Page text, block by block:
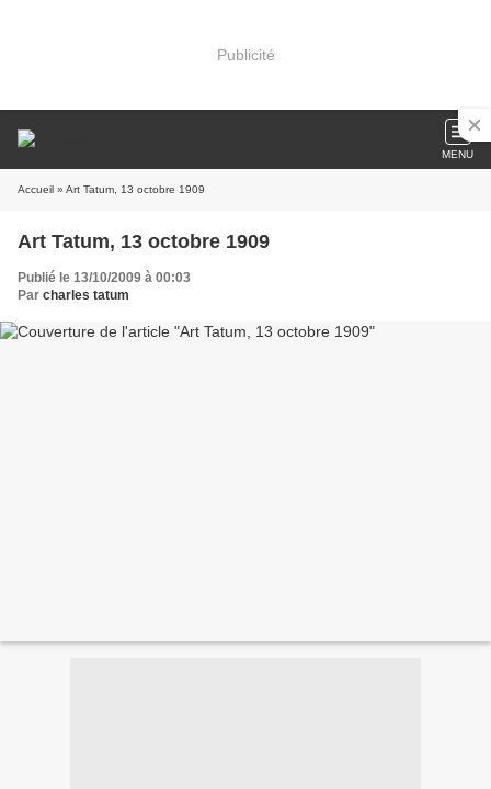
Publicité
MENU
Accueil » Art Tatum, 13 octobre 1909
Art Tatum, 13 octobre 1909
Publié le 13/10/2009 à 00:03
Par charles tatum